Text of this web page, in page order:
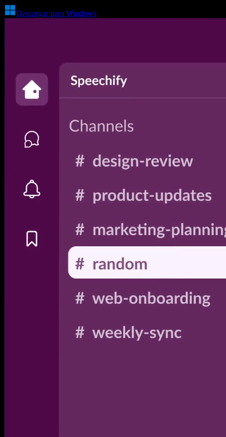
Descargar para Windows